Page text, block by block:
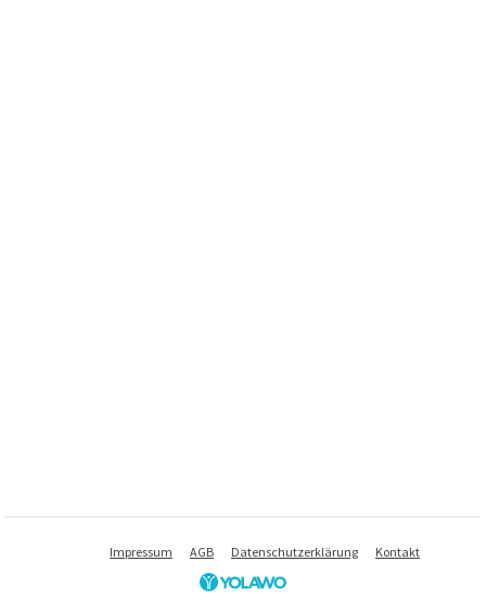
Impressum AGB Datenschutzerklärung Kontakt